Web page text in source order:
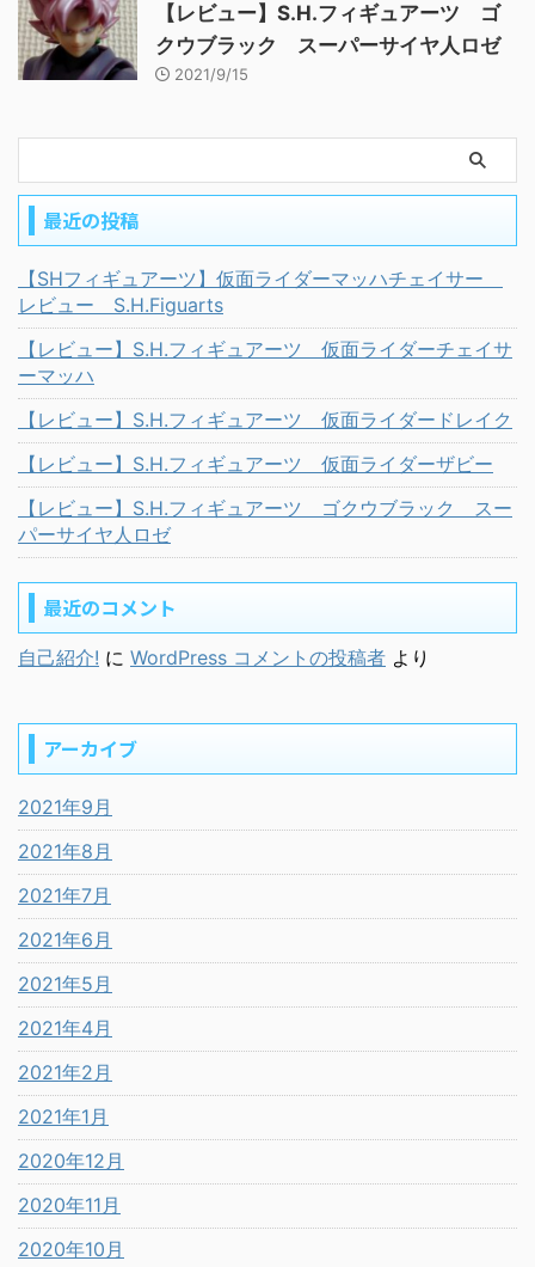
【レビュー】S.H.フィギュアーツ ゴ
クウブラック スーパーサイヤ人ロゼ
2021/9/15
最近の投稿
【SHフィギュアーツ】仮面ライダーマッハチェイサー
レビュー S.H.Figuarts
【レビュー】S.H.フィギュアーツ 仮面ライダーチェイサ
ーマッハ
【レビュー】S.H.フィギュアーツ 仮面ライダードレイク
【レビュー】S.H.フィギュアーツ 仮面ライダーザビー
【レビュー】S.H.フィギュアーツ ゴクウブラック スー
パーサイヤ人ロゼ
最近のコメント
自己紹介! に WordPress コメントの投稿者 より
アーカイブ
2021年9月
2021年8月
2021年7月
2021年6月
2021年5月
2021年4月
2021年2月
2021年1月
2020年12月
2020年11月
2020年10月